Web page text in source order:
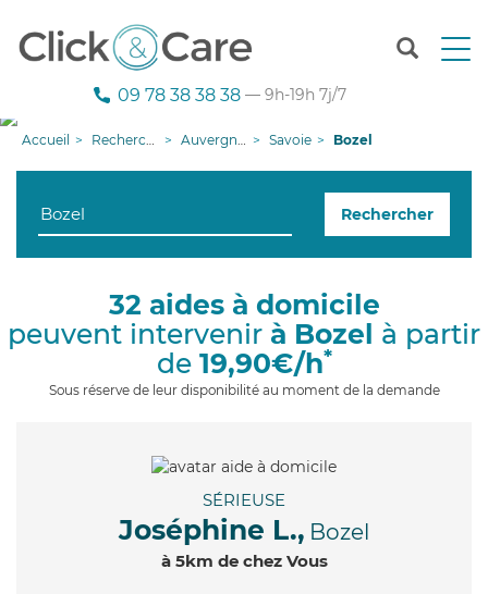
T
n
g
i
09 78 38 38 38 — 9h-19h 7j/7
Accueil Recherche aide à domicile Auvergne-Rhône-Alpes Savoie Bozel
Rechercher
32 aides à domicile
peuvent intervenir à Bozel à partir
de 19,90€/h*
Sous réserve de leur disponibilité au moment de la demande
SÉRIEUSE
Joséphine L., Bozel
à 5km de chez Vous